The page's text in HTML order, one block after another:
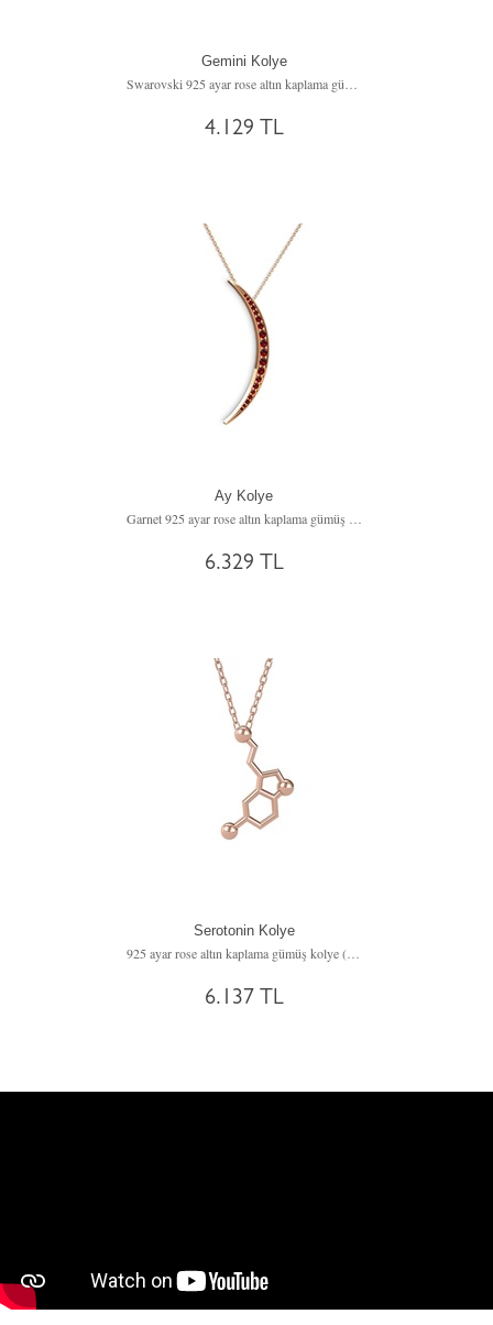
Gemini Kolye
4.129 TL
Ay Kolye
6.329 TL
Serotonin Kolye
925 ayar rose altın kaplama gümüş kolye (40 cm gümüş rolo zincir)
6.137 TL